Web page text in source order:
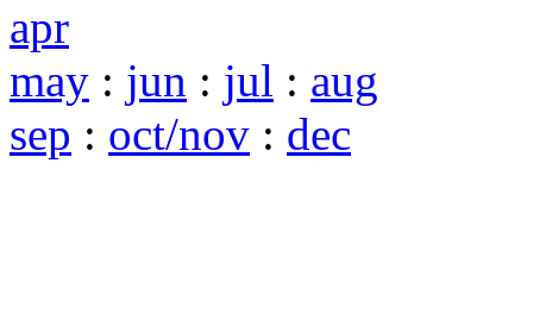
apr
may : jun : jul : aug
sep : oct/nov : dec